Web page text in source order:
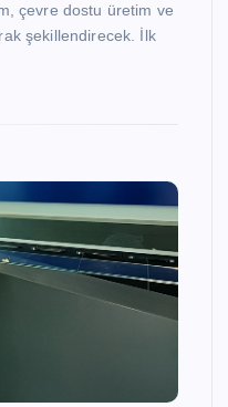
çevre dostu üretim ve
şekillendirecek. İlk